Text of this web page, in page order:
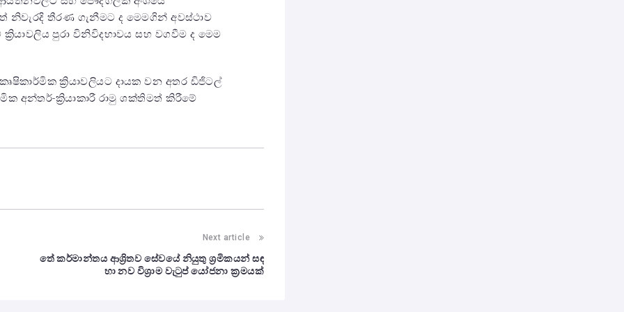
නිවැරදි තීරණ ගැනීමට ද මෙමගින් අවස්ථාව
පුරා විනිවිදභාවය සහ වගවීම ද මෙම
ක්‍රියාවලියට දායක වන අතර ඩිජිටල්
අන්තර්-ක්‍රියාකාරී රාමු ශක්තිමත් කිරීමේ
Next article
තේ කර්මාන්තය ආශ්‍රිතව සේවයේ නියුතු ශ්‍රමිකයන් සඳ
හා නව විශ්‍රාම වැටුප් යෝජනා ක්‍රමයක්